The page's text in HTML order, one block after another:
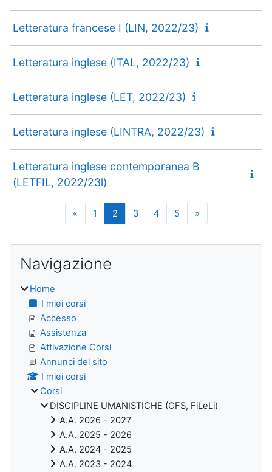
Letteratura francese I (LIN, 2022/23)
Letteratura inglese (ITAL, 2022/23)
Letteratura inglese (LET, 2022/23)
Letteratura inglese (LINTRA, 2022/23)
Letteratura inglese contemporanea B
(LETFIL, 2022/23l)
«Pagina precedente
1 Pagina 1
2Pagina 2
3Pagina 3
4Pagina 4
5Pagina 5
»Pagina
Blocchi
Navigazione
Home
I miei corsi
Accesso
Assistenza
Attivazione Corsi
Annunci del sito
I miei corsi
Corsi
DISCIPLINE UMANISTICHE (CFS, FiLeLi)
A.A. 2026 - 2027
A.A. 2025 - 2026
A.A. 2024 - 2025
A.A. 2023 - 2024